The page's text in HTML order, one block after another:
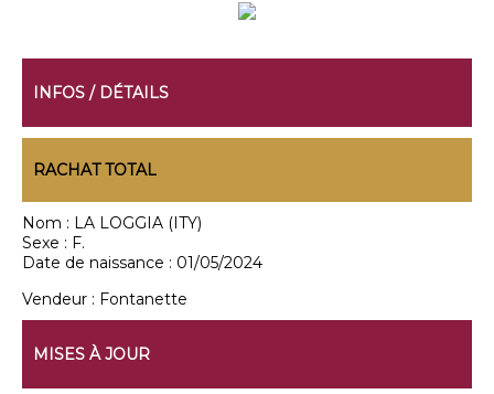
INFOS / DÉTAILS
RACHAT TOTAL
Nom : LA LOGGIA (ITY)
Sexe : F.
Date de naissance : 01/05/2024
Vendeur : Fontanette
MISES À JOUR